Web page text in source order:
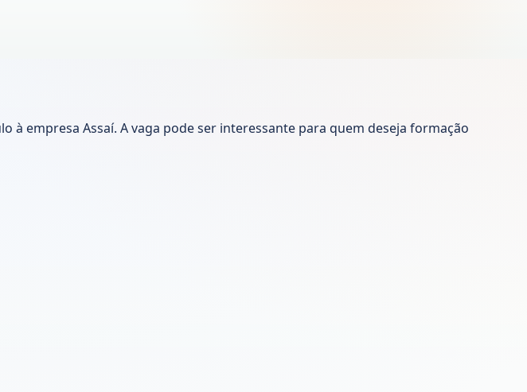
à empresa Assaí. A vaga pode ser interessante para quem deseja formação